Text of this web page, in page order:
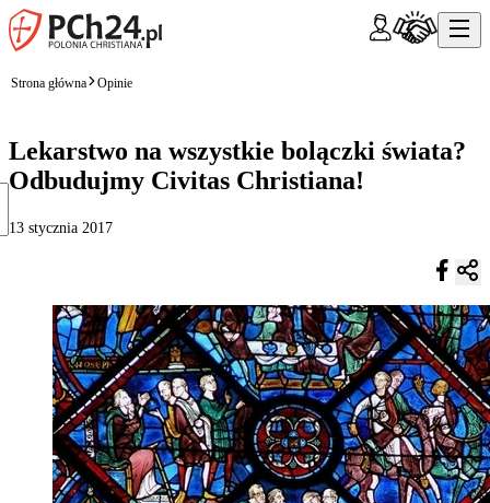
Strona główna Opinie
Lekarstwo na wszystkie bolączki świata?
Odbudujmy Civitas Christiana!
13 stycznia 2017